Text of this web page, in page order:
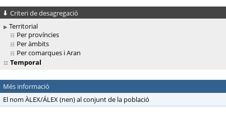
Criteri de desagregació
Territorial
Per províncies
Per àmbits
Per comarques i Aran
Temporal
Més informació
El nom ÀLEX/ÁLEX (nen) al conjunt de la població